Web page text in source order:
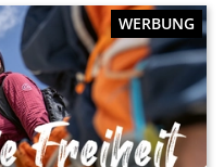
WERBUNG